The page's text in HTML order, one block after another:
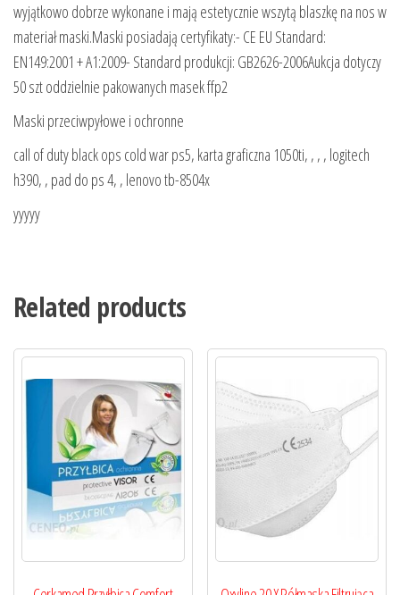
wyjątkowo dobrze wykonane i mają estetycznie wszytą blaszkę na nos w
materiał maski.Maski posiadają certyfikaty:- CE EU Standard:
EN149:2001 + A1:2009- Standard produkcji: GB2626-2006Aukcja dotyczy
50 szt oddzielnie pakowanych masek ffp2
Maski przeciwpyłowe i ochronne
call of duty black ops cold war ps5, karta graficzna 1050ti, , , , logitech
h390, , pad do ps 4, , lenovo tb-8504x
yyyyy
Related products